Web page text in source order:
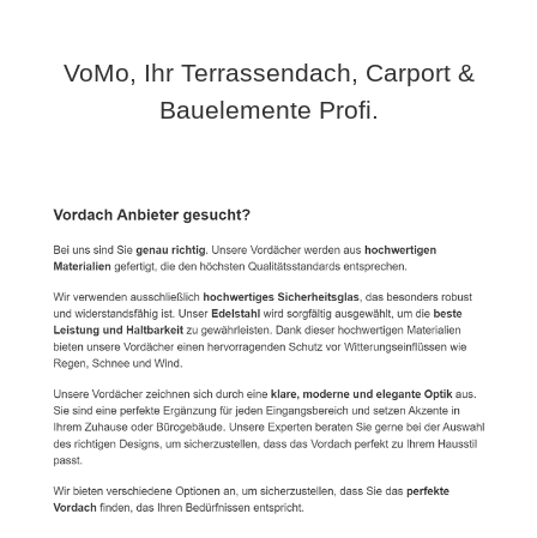
VoMo, Ihr Terrassendach, Carport &
Bauelemente Profi.